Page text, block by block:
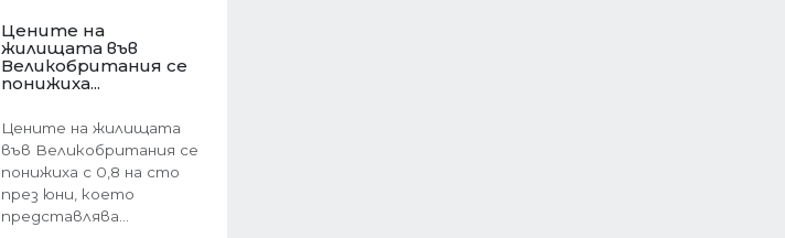
ново
строителство?
Предимствата на...
за покупка на жилище,
много хора
инстинктивно се
насочват към...
05 Mar 2025